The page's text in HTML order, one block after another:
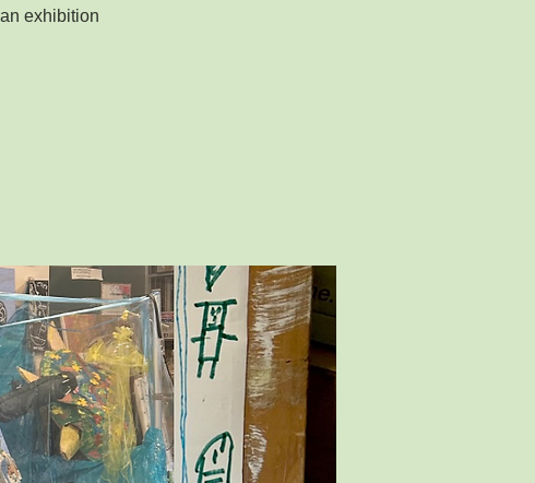
exhibition